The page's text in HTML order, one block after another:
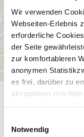
Wir verwenden
Webseiten-Erlebnis
erforderliche
der Seite
zur komfortableren
anonymen
es frei, darüber zu
akzeptieren
Notwendig